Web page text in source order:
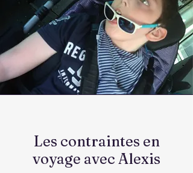
Les contraintes en
voyage avec Alexis